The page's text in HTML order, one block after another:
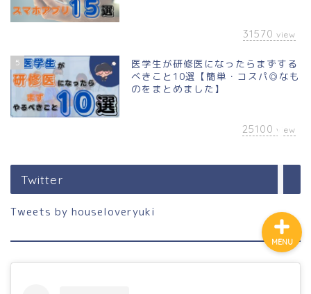
31570 view
5
医学生が研修医になったらまずする
べきこと10選【簡単・コスパ◎なも
のをまとめました】
25100 view
Twitter
Tweets by houseloveryuki
MENU
ホーム
プロフィール